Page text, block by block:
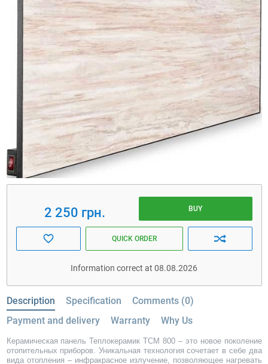
2 250 грн. BUY
QUICK ORDER
Information correct at 08.08.2026
Description Specification
Comments (0)
Payment and delivery
Warranty Why Us
Керамическая панель Теплокерамик ТСМ 800 – это новое поколение
отопительных приборов. Уникальная технология сочетает в себе два
вида отопления – инфракрасное излучение, позволяющее нагревать